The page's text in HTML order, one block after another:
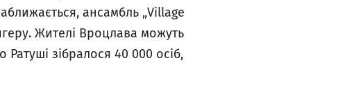
ансамбль „Village
Жителі Вроцлава можуть
зібралося 40 000 осіб,